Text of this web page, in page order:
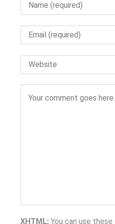
XHTML: You can use these